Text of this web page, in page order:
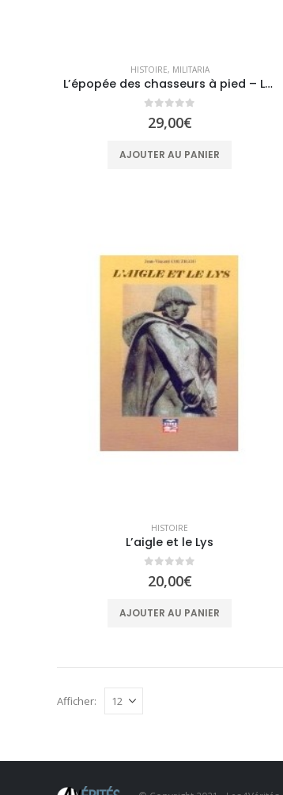
HISTOIRE, MILITARIA
L’épopée des chasseurs à pied – Les combats de Sidi-Brahim Tome 3
29,00€
AJOUTER AU PANIER
HISTOIRE
L’aigle et le Lys
20,00€
AJOUTER AU PANIER
Afficher: